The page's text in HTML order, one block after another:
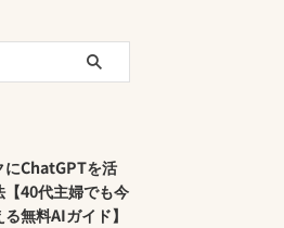
にChatGPTを活
【40代主婦でも今
無料AIガイド】